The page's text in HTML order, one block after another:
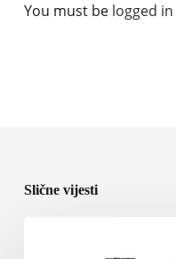
You must be logged in
Slične vijesti